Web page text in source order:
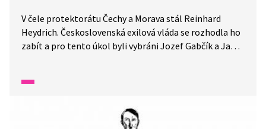
V čele protektorátu Čechy a Morava stál Reinhard
Heydrich. Československá exilová vláda se rozhodla ho
zabít a pro tento úkol byli vybráni Jozef Gabčík a Jan
zavražděných dětí z vyhlazené obce Lidice byl vyhlášen